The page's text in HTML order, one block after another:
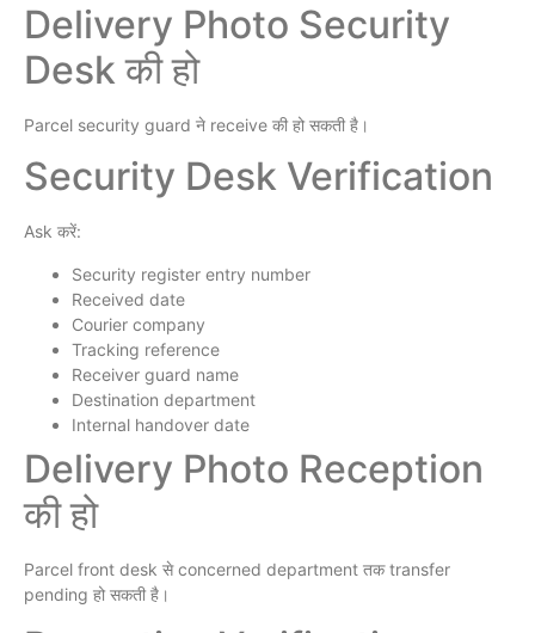
Delivery Photo Security
Desk की हो
Parcel security guard ने receive की हो सकती है।
Security Desk Verification
Ask करें:
Security register entry number
Received date
Courier company
Tracking reference
Receiver guard name
Destination department
Internal handover date
Delivery Photo Reception
की हो
Parcel front desk से concerned department तक transfer
pending हो सकती है।